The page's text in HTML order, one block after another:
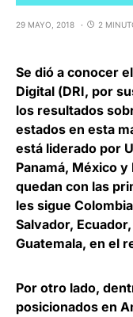
29 MAYO, 2018 2
Se dió a conocer
Digital (DRI, por
los resultados
estados en esta
está liderado por
Panamá, México
quedan con las
les sigue
Salvador,
Guatemala, en el
Por otro lado,
posicionados en